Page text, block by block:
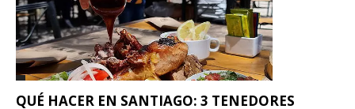
QUÉ HACER EN SANTIAGO: 3 TENEDORES